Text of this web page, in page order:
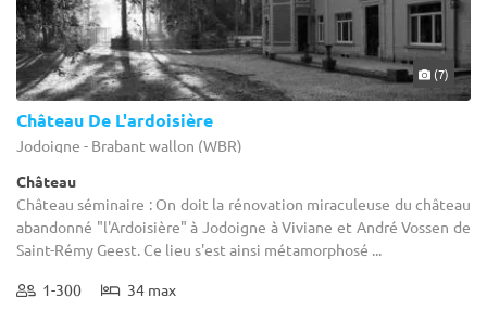
(7)
Château De L'ardoisière
Jodoigne - Brabant wallon (WBR)
Château
Château séminaire : On doit la rénovation miraculeuse du château
abandonné "l'Ardoisière" à Jodoigne à Viviane et André Vossen de
Saint-Rémy Geest. Ce lieu s'est ainsi métamorphosé ...
1-300 34 max